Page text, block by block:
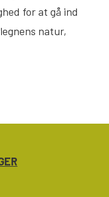
for at gå ind
natur,